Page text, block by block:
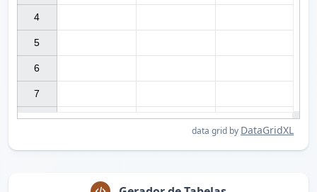
4
5
6
7
data grid by DataGridXL